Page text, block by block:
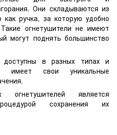
Они складываются из
как ручка, за которую удобно
огнетушители не имеют
могут поднять большинство
доступны в разных типах и
имеет свои уникальные
огнетушителей является
сохранения их